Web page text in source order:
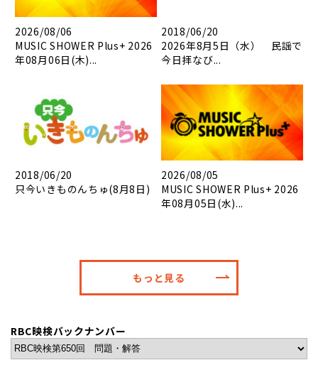
2026/08/06
MUSIC SHOWER Plus+ 2026
年08月06日(木)...
2018/06/20
2026年8月5日（水） 民謡で
今日拝なび...
2018/06/20
只今いきものんちゅ(8月8日)
2026/08/05
MUSIC SHOWER Plus+ 2026
年08月05日(水)...
もっと見る
RBC映検バックナンバー